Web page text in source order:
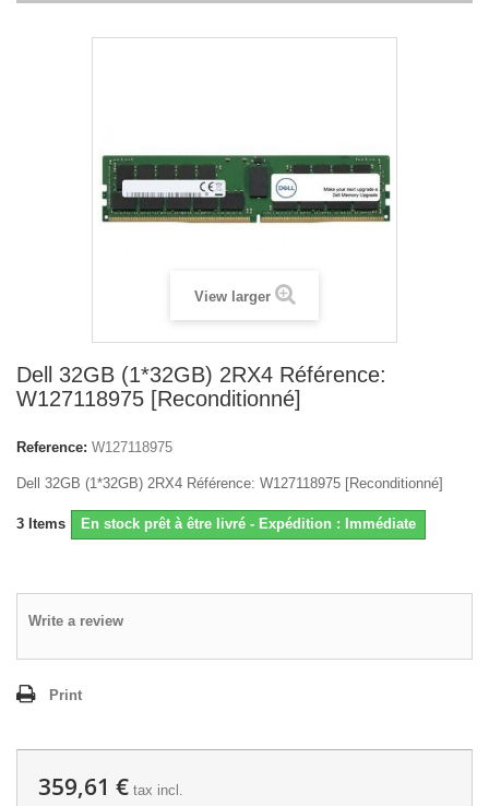
View larger
Dell 32GB (1*32GB) 2RX4 Référence:
W127118975 [Reconditionné]
Reference: W127118975
Dell 32GB (1*32GB) 2RX4 Référence: W127118975 [Reconditionné]
3 Items En stock prêt à être livré - Expédition : Immédiate
Write a review
Print
359,61 € tax incl.